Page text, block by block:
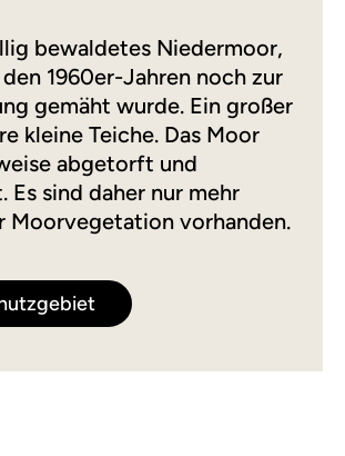
bewaldetes Niedermoor,
1960er-Jahren noch zur
gemäht wurde. Ein großer
kleine Teiche. Das Moor
abgetorft und
Es sind daher nur mehr
Moorvegetation vorhanden.